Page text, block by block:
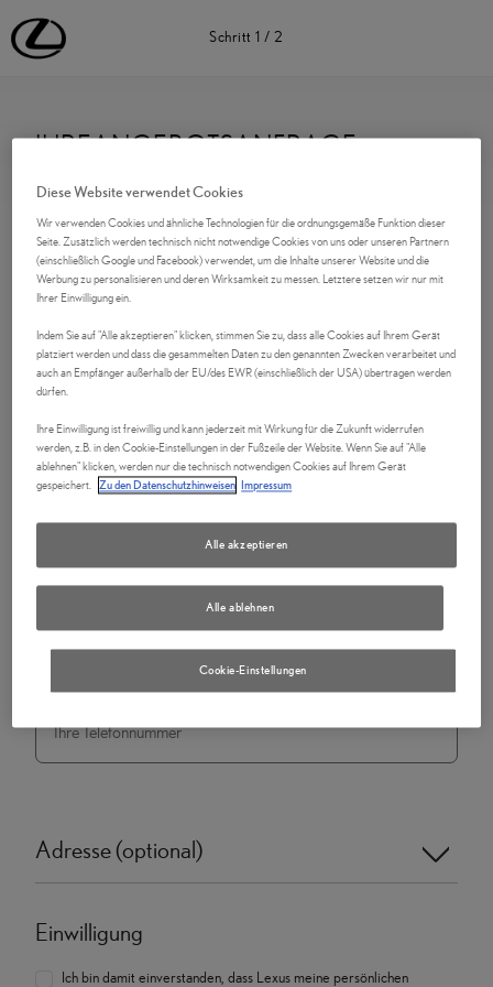
Schritt 1 /2
IHREANGEBOTSANFRAGE
Anrede
Vorname *
Nachname*
E-Mail*
Telefonnummer
Adresse (optional)
Einwilligung
Ich bin damit einverstanden, dass Lexus meine persönlichen
Diese Website verwendet Cookies
Wir verwenden Cookies und ähnliche Technologien für die ordnungsgemäße Funktion dieser
Seite. Zusätzlich werden technisch nicht notwendige Cookies von uns oder unseren Partnern
(einschließlich Google und Facebook) verwendet, um die Inhalte unserer Website und die
Werbung zu personalisieren und deren Wirksamkeit zu messen. Letztere setzen wir nur mit
Ihrer Einwilligung ein.
Indem Sie auf "Alle akzeptieren" klicken, stimmen Sie zu, dass alle Cookies auf Ihrem Gerät
platziert werden und dass die gesammelten Daten zu den genannten Zwecken verarbeitet und
auch an Empfänger außerhalb der EU/des EWR (einschließlich der USA) übertragen werden
dürfen.
Ihre Einwilligung ist freiwillig und kann jederzeit mit Wirkung für die Zukunft widerrufen
werden, z.B. in den Cookie-Einstellungen in der Fußzeile der Website. Wenn Sie auf "Alle
ablehnen" klicken, werden nur die technisch notwendigen Cookies auf Ihrem Gerät
gespeichert. Zu den Datenschutzhinweisen Impressum
Cookie-Einstellungen
Alle ablehnen
Alle akzeptieren
Lexus Deutschland | Lexus Automobile | Lexus